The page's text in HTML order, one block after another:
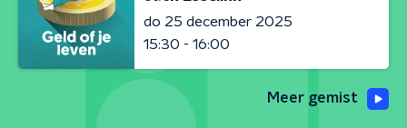
do 25 december 2025
15:30 - 16:00
Meer gemist